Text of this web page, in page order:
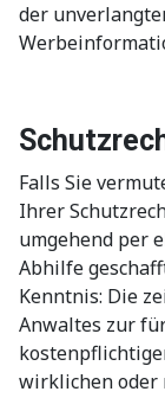
der
Falls Sie
Ihrer
umgehend per
Abhilfe
Kenntnis: Die
Anwaltes zur
wirklichen oder